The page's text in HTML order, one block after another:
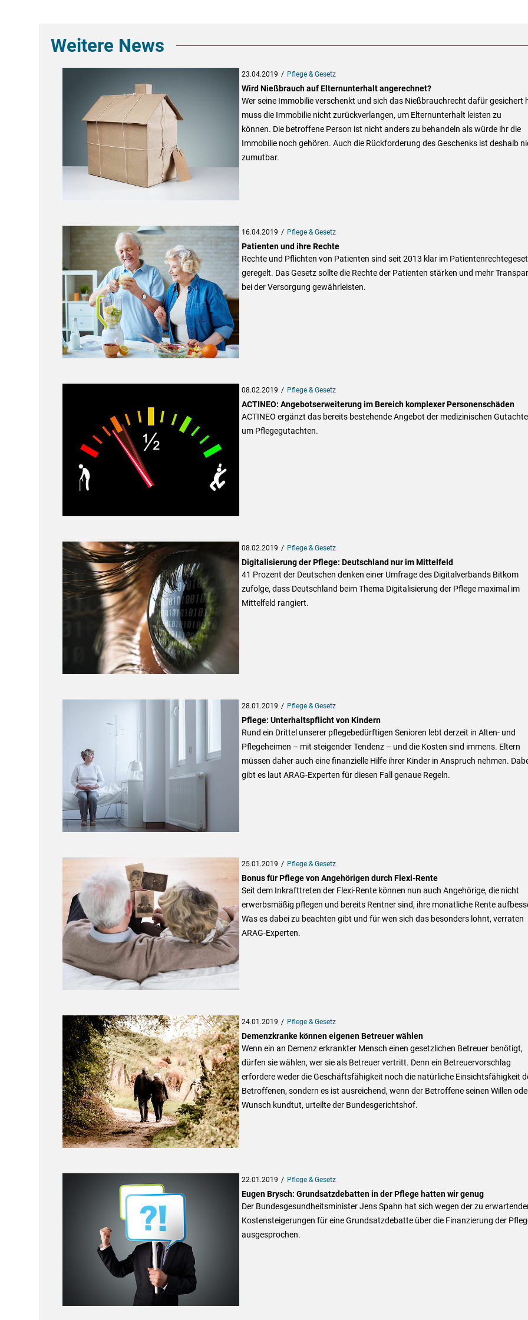
Weitere News
23.04.2019 Pflege & Gesetz
Wird Nießbrauch auf Elternunterhalt angerechnet?
Wer seine Immobilie verschenkt und sich das Nießbrauchrecht dafür gesichert
muss die Immobilie nicht zurückverlangen, um Elternunterhalt leisten zu
können. Die betroffene Person ist nicht anders zu behandeln als würde ihr die
Immobilie noch gehören. Auch die Rückforderung des Geschenks ist deshalb
zumutbar.
16.04.2019 Pflege & Gesetz
Patienten und ihre Rechte
Rechte und Pflichten von Patienten sind seit 2013 klar im
geregelt. Das Gesetz sollte die Rechte der Patienten stärken und mehr
bei der Versorgung gewährleisten.
08.02.2019 Pflege & Gesetz
ACTINEO: Angebotserweiterung im Bereich komplexer Personenschäden
ACTINEO ergänzt das bereits bestehende Angebot der medizinischen
um Pflegegutachten.
08.02.2019 Pflege & Gesetz
Digitalisierung der Pflege: Deutschland nur im Mittelfeld
41 Prozent der Deutschen denken einer Umfrage des Digitalverbands Bitkom
zufolge, dass Deutschland beim Thema Digitalisierung der Pflege maximal im
Mittelfeld rangiert.
28.01.2019 Pflege & Gesetz
Pflege: Unterhaltspflicht von Kindern
Rund ein Drittel unserer pflegebedürftigen Senioren lebt derzeit in Alten- und
Pflegeheimen – mit steigender Tendenz – und die Kosten sind immens. Eltern
müssen daher auch eine finanzielle Hilfe ihrer Kinder in Anspruch nehmen.
gibt es laut ARAG-Experten für diesen Fall genaue Regeln.
25.01.2019 Pflege & Gesetz
Bonus für Pflege von Angehörigen durch Flexi-Rente
Seit dem Inkrafttreten der Flexi-Rente können nun auch Angehörige, die nicht
erwerbsmäßig pflegen und bereits Rentner sind, ihre monatliche Rente
Was es dabei zu beachten gibt und für wen sich das besonders lohnt, verraten
ARAG-Experten.
24.01.2019 Pflege & Gesetz
Demenzkranke können eigenen Betreuer wählen
Wenn ein an Demenz erkrankter Mensch einen gesetzlichen Betreuer benötigt,
dürfen sie wählen, wer sie als Betreuer vertritt. Denn ein Betreuervorschlag
erfordere weder die Geschäftsfähigkeit noch die natürliche Einsichtsfähigkeit
Betroffenen, sondern es ist ausreichend, wenn der Betroffene seinen Willen
Wunsch kundtut, urteilte der Bundesgerichtshof.
22.01.2019 Pflege & Gesetz
Eugen Brysch: Grundsatzdebatten in der Pflege hatten wir genug
Der Bundesgesundheitsminister Jens Spahn hat sich wegen der zu
Kostensteigerungen für eine Grundsatzdebatte über die Finanzierung der
ausgesprochen.